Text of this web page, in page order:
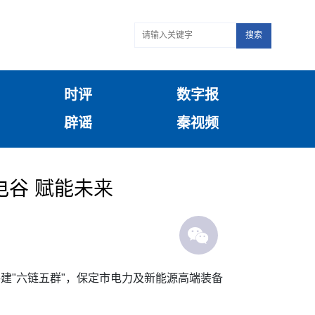
搜索
时评
数字报
辟谣
秦视频
谷 赋能未来
"六链五群"，保定市电力及新能源高端装备